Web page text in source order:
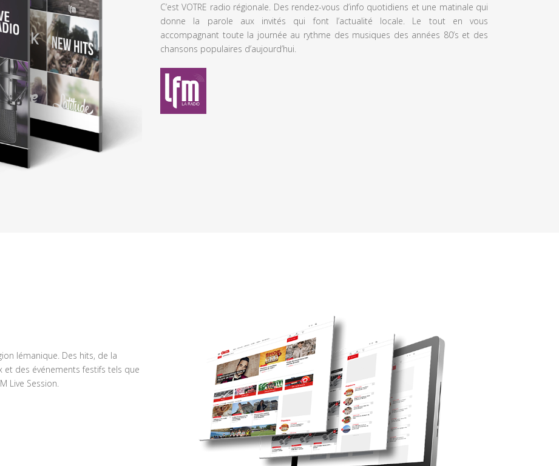
C’est VOTRE radio régionale. Des rendez-vous d’info quotidiens et une matinale qui
donne la parole aux invités qui font l’actualité locale. Le tout en vous
accompagnant toute la journée au rythme des musiques des années 80’s et des
chansons populaires d’aujourd’hui.
lémanique. Des hits, de la
des événements festifs tels que
Live Session.